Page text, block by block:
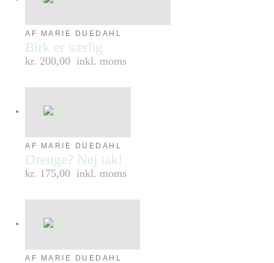
AF MARIE DUEDAHL
Birk er særlig
kr. 200,00 inkl. moms
AF MARIE DUEDAHL
Drenge? Nej tak!
kr. 175,00 inkl. moms
AF MARIE DUEDAHL